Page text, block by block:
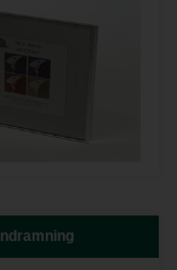
Indramning